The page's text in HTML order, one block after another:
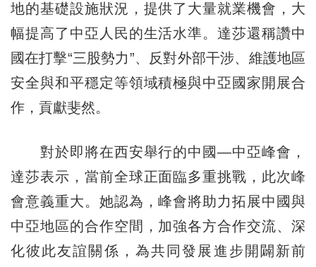
地的基礎設施狀況，提供了大量就業機會，大
幅提高了中亞人民的生活水準。達莎還稱讚中
國在打擊“三股勢力”、反對外部干涉、維護地區
安全與和平穩定等領域積極與中亞國家開展合
作，貢獻斐然。
對於即將在西安舉行的中國—中亞峰會，
達莎表示，當前全球正面臨多重挑戰，此次峰
會意義重大。她認為，峰會將助力拓展中國與
中亞地區的合作空間，加強各方合作交流、深
化彼此友誼關係，為共同發展進步開闢新前